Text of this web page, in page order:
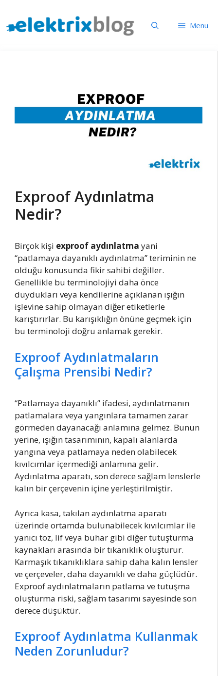
Menu
Exproof Aydınlatma
Nedir?
Birçok kişi exproof aydınlatma yani
“patlamaya dayanıklı aydınlatma” teriminin ne
olduğu konusunda fikir sahibi değiller.
Genellikle bu terminolojiyi daha önce
duydukları veya kendilerine açıklanan ışığın
işlevine sahip olmayan diğer etiketlerle
karıştırırlar. Bu karışıklığın önüne geçmek için
bu terminoloji doğru anlamak gerekir.
Exproof Aydınlatmaların
Çalışma Prensibi Nedir?
“Patlamaya dayanıklı” ifadesi, aydınlatmanın
patlamalara veya yangınlara tamamen zarar
görmeden dayanacağı anlamına gelmez. Bunun
yerine, ışığın tasarımının, kapalı alanlarda
yangına veya patlamaya neden olabilecek
kıvılcımlar içermediği anlamına gelir.
Aydınlatma aparatı, son derece sağlam lenslerle
kalın bir çerçevenin içine yerleştirilmiştir.
Ayrıca kasa, takılan aydınlatma aparatı
üzerinde ortamda bulunabilecek kıvılcımlar ile
yanıcı toz, lif veya buhar gibi diğer tutuşturma
kaynakları arasında bir tıkanıklık oluşturur.
Karmaşık tıkanıklıklara sahip daha kalın lensler
ve çerçeveler, daha dayanıklı ve daha güçlüdür.
Exproof aydınlatmaların patlama ve tutuşma
oluşturma riski, sağlam tasarımı sayesinde son
derece düşüktür.
Exproof Aydınlatma Kullanmak
Neden Zorunludur?